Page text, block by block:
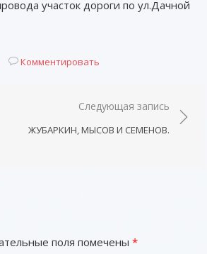
участок дороги по ул.Дачной
Комментировать
Следующая запись
ЖУБАРКИН, МЫСОВ И СЕМЕНОВ.
поля помечены *